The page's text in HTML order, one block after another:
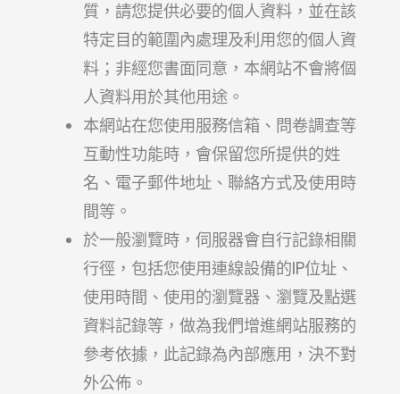
質，請您提供必要的個人資料，並在該
特定目的範圍內處理及利用您的個人資
料；非經您書面同意，本網站不會將個
人資料用於其他用途。
本網站在您使用服務信箱、問卷調查等
互動性功能時，會保留您所提供的姓
名、電子郵件地址、聯絡方式及使用時
間等。
於一般瀏覽時，伺服器會自行記錄相關
行徑，包括您使用連線設備的IP位址、
使用時間、使用的瀏覽器、瀏覽及點選
資料記錄等，做為我們增進網站服務的
參考依據，此記錄為內部應用，決不對
外公佈。